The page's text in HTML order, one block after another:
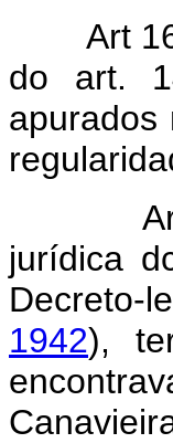
Art
do art.
apurados
jurídica
Decreto-
1942),